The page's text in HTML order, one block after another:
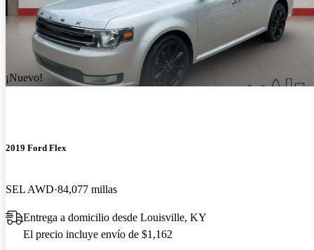
¡Nuevo!
2019 Ford Flex
SEL AWD 84,077 millas
Entrega a domicilio desde Louisville, KY
El precio incluye envío de $1,162